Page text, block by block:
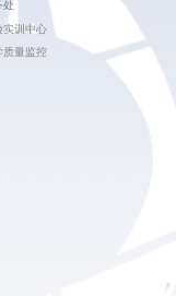
处
实训中心
质量监控